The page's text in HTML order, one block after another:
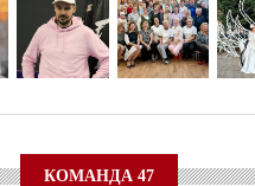
КОМАНДА 47